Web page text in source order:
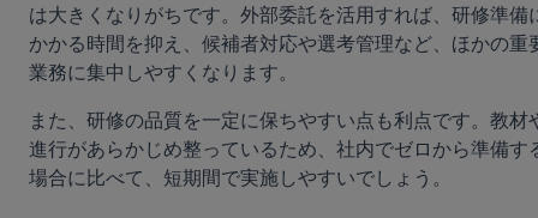
は大きくなりがちです。外部委託を活用すれば、研修準備
かかる時間を抑え、候補者対応や選考管理など、ほかの重
業務に集中しやすくなります。
また、研修の品質を一定に保ちやすい点も利点です。教材
進行があらかじめ整っているため、社内でゼロから準備す
場合に比べて、短期間で実施しやすいでしょう。